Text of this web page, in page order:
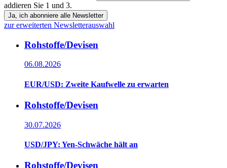
addieren Sie 1 und 3.
Ja, ich abonniere alle Newsletter
zur erweiterten Newsletterauswahl
Rohstoffe/Devisen
06.08.2026
EUR/USD: Zweite Kaufwelle zu erwarten
Rohstoffe/Devisen
30.07.2026
USD/JPY: Yen-Schwäche hält an
Rohstoffe/Devisen